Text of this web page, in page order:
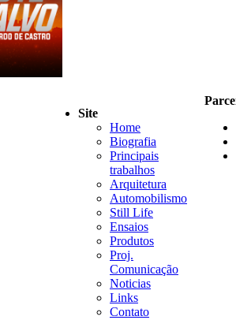
Site
Home
Biografia
Principais
trabalhos
Arquitetura
Automobilismo
Still Life
Ensaios
Produtos
Proj.
Comunicação
Noticias
Links
Contato